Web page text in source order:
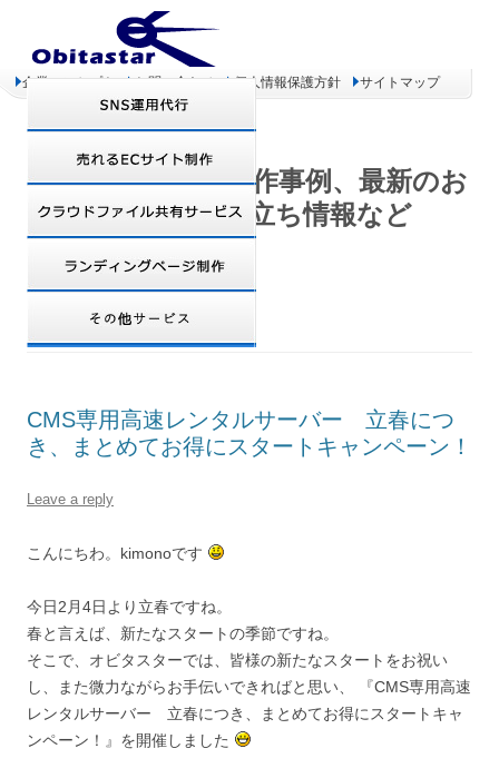
企業コンセプト お問い合わせ 個人情報保護方針 サイトマップ
オビタスター 制作事例、最新のお
得情報、お役立ち情報など
CATEGORY ARCHIVES:プレスリリース
CMS専用高速レンタルサーバー 立春につ
き、まとめてお得にスタートキャンペーン！
Leave a reply
こんにちわ。kimonoです
今日2月4日より立春ですね。
春と言えば、新たなスタートの季節ですね。
そこで、オビタスターでは、皆様の新たなスタートをお祝い
し、また微力ながらお手伝いできればと思い、 『CMS専用高速
レンタルサーバー 立春につき、まとめてお得にスタートキャ
ンペーン！』を開催しました